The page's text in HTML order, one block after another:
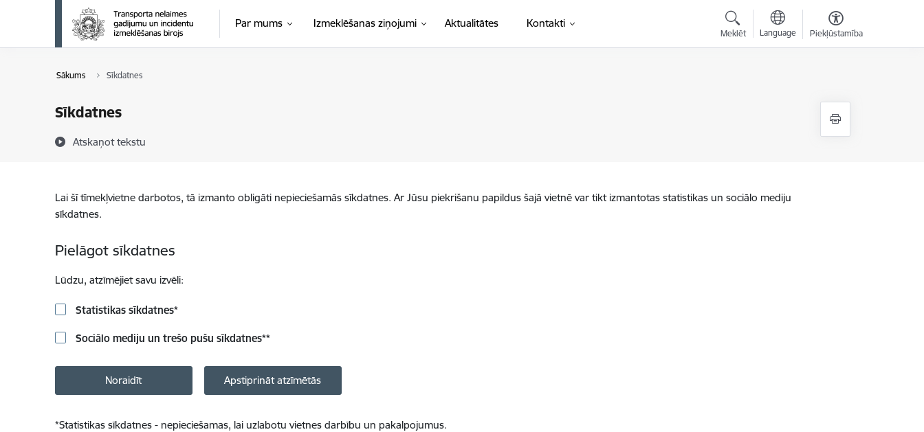
Pāriet uz lapas saturu
Par mums Izmeklēšanas ziņojumi Aktualitātes Kontakti
Meklēt Language Piekļūstamība
Sākums Sīkdatnes
Sīkdatnes
Atskaņot tekstu
Lai šī tīmekļvietne darbotos, tā izmanto obligāti nepieciešamās sīkdatnes. Ar Jūsu piekrišanu papildus šajā vietnē var tikt izmantotas statistikas un sociālo mediju
sīkdatnes.
Pielāgot sīkdatnes
Lūdzu, atzīmējiet savu izvēli:
Statistikas sīkdatnes*
Sociālo mediju un trešo pušu sīkdatnes**
Noraidīt Apstiprināt atzīmētās
*Statistikas sīkdatnes - nepieciešamas, lai uzlabotu vietnes darbību un pakalpojumus.